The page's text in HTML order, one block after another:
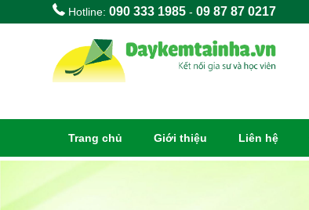
Hotline:090 333 1985 -09 87 87 0217
Trang chủ Giới thiệu Liên hệ